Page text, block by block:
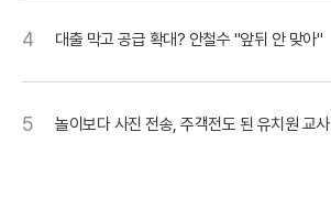
4 대출 막고 공급 확대? 안철수 "앞뒤 안 맞아"
5 놀이보다 사진 전송, 주객전도 된 유치원 교사